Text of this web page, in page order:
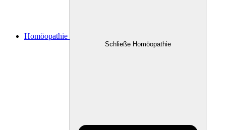
Homöopathie
Schließe Homöopathie